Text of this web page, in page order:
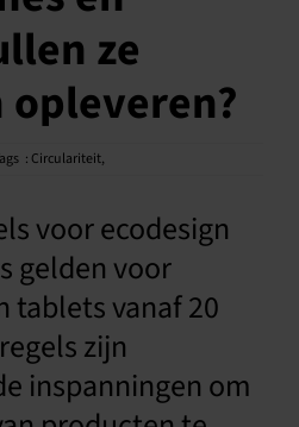
ze
: Circulariteit,
voor ecodesign
gelden voor
tablets vanaf 20
zijn
inspanningen om